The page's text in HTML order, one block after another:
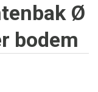
Ø
bodem